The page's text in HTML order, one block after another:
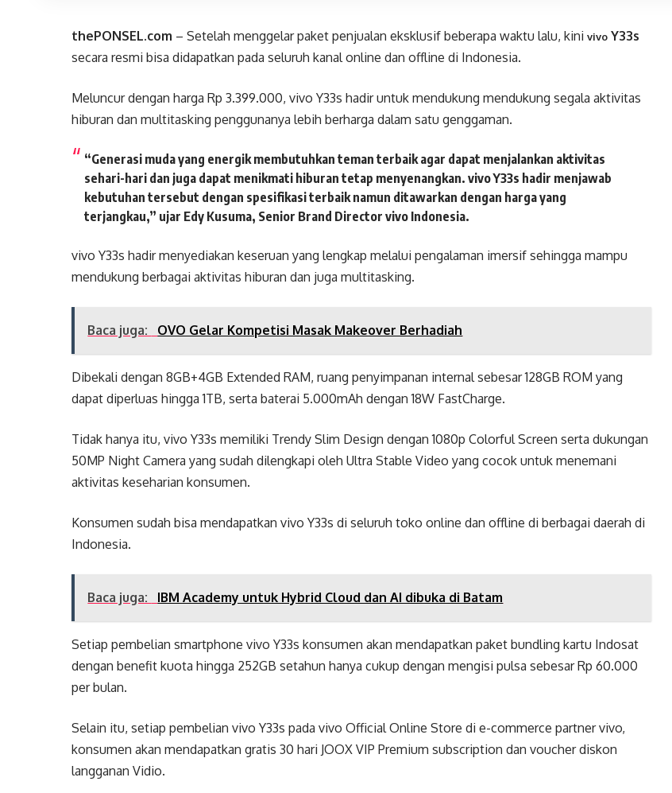
thePONSEL.com – Setelah menggelar paket penjualan eksklusif beberapa waktu lalu, kinivivo Y33s
secara resmi bisa didapatkan pada seluruh kanal online dan offline di Indonesia.
Meluncur dengan harga Rp 3.399.000, vivo Y33s hadir untuk mendukung mendukung segala aktivitas
hiburan dan multitasking penggunanya lebih berharga dalam satu genggaman.
“Generasi muda yang energik membutuhkan teman terbaik agar dapat menjalankan aktivitas
sehari-hari dan juga dapat menikmati hiburan tetap menyenangkan. vivo Y33s hadir menjawab
kebutuhan tersebut dengan spesifikasi terbaik namun ditawarkan dengan harga yang
terjangkau,” ujar Edy Kusuma, Senior Brand Director vivo Indonesia.
vivo Y33s hadir menyediakan keseruan yang lengkap melalui pengalaman imersif sehingga mampu
mendukung berbagai aktivitas hiburan dan juga multitasking.
Baca juga: OVO Gelar Kompetisi Masak Makeover Berhadiah
Dibekali dengan 8GB+4GB Extended RAM, ruang penyimpanan internal sebesar 128GB ROM yang
dapat diperluas hingga 1TB, serta baterai 5.000mAh dengan 18W FastCharge.
Tidak hanya itu, vivo Y33s memiliki Trendy Slim Design dengan 1080p Colorful Screen serta dukungan
50MP Night Camera yang sudah dilengkapi oleh Ultra Stable Video yang cocok untuk menemani
aktivitas keseharian konsumen.
Konsumen sudah bisa mendapatkan vivo Y33s di seluruh toko online dan offline di berbagai daerah di
Indonesia.
Baca juga: IBM Academy untuk Hybrid Cloud dan AI dibuka di Batam
Setiap pembelian smartphone vivo Y33s konsumen akan mendapatkan paket bundling kartu Indosat
dengan benefit kuota hingga 252GB setahun hanya cukup dengan mengisi pulsa sebesar Rp 60.000
per bulan.
Selain itu, setiap pembelian vivo Y33s pada vivo Official Online Store di e-commerce partner vivo,
konsumen akan mendapatkan gratis 30 hari JOOX VIP Premium subscription dan voucher diskon
langganan Vidio.